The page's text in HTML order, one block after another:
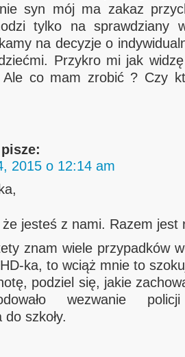
syn mój ma zakaz
tylko na sprawdziany
na decyzje o
Przykro mi jak
Ale co mam zrobić ? Czy
pisze:
2015 o 12:14 am
jesteś z nami. Razem jest
znam wiele przypadków
ka, to wciąż mnie to
podziel się, jakie
wezwanie
szkoły.